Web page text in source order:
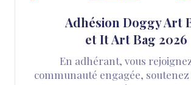
Adhésion Doggy Art
et It Art Bag 2026
En adhérant, vous
communauté engagée,